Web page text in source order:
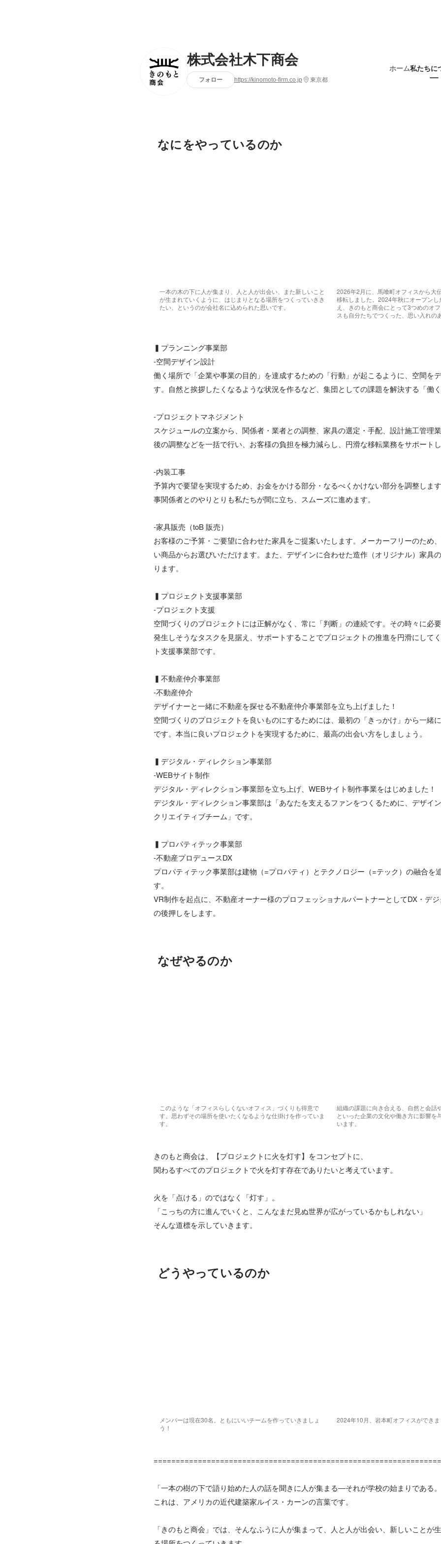
株式会社木下商会
フォロー https://kinomoto-firm.co.jp 東京都
ホーム私たちに
なにをやっているのか
一本の木の下に人が集まり、人と人が出会い、また新しいこと
が生まれていくように、はじまりとなる場所をつくっていきき
たい、というのが会社名に込められた思いです。
2026年2月に、馬喰町オフィスから大
移転しました。2024年秋にオープン
え、きのもと商会にとって3つめのオ
スも自分たちでつくった、思い入れの
▍プランニング事業部
-空間デザイン設計
働く場所で「企業や事業の目的」を達成するための「行動」が起こるように、空間を
す。自然と挨拶したくなるような状況を作るなど、集団としての課題を解決する「働く
-プロジェクトマネジメント
スケジュールの立案から、関係者・業者との調整、家具の選定・手配、設計施工管理
後の調整などを一括で行い、お客様の負担を極力減らし、円滑な移転業務をサポートし
-内装工事
予算内で要望を実現するため、お金をかける部分・なるべくかけない部分を調整しま
事関係者とのやりとりも私たちが間に立ち、スムーズに進めます。
-家具販売（toB 販売）
お客様のご予算・ご要望に合わせた家具をご提案いたします。メーカーフリーのため
い商品からお選びいただけます。また、デザインに合わせた造作（オリジナル）家具
ります。
▍プロジェクト支援事業部
-プロジェクト支援
空間づくりのプロジェクトには正解がなく、常に「判断」の連続です。その時々に必
発生しそうなタスクを見据え、サポートすることでプロジェクトの推進を円滑にして
ト支援事業部です。
▍不動産仲介事業部
-不動産仲介
デザイナーと一緒に不動産を探せる不動産仲介事業部を立ち上げました！
空間づくりのプロジェクトを良いものにするためには、最初の「きっかけ」から一緒
です。本当に良いプロジェクトを実現するために、最高の出会い方をしましょう。
▍デジタル・ディレクション事業部
-WEBサイト制作
デジタル・ディレクション事業部を立ち上げ、WEBサイト制作事業をはじめました！
デジタル・ディレクション事業部は「あなたを支えるファンをつくるために、デザイン
クリエイティブチーム」です。
▍プロパティテック事業部
-不動産プロデュースDX
プロパティテック事業部は建物（=プロパティ）とテクノロジー（=テック）の融合を
す。
VR制作を起点に、不動産オーナー様のプロフェッショナルパートナーとしてDX・デ
なぜやるのか
このような「オフィスらしくないオフィス」づくりも得意で
す。思わずその場所を使いたくなるような仕掛けを作っていま
す。
組織の課題に向き合える、自然と会話
といった企業の文化や働き方に影響を
います。
きのもと商会は、【プロジェクトに火を灯す】をコンセプトに、
関わるすべてのプロジェクトで火を灯す存在でありたいと考えています。
火を「点ける」のではなく「灯す」。
「こっちの方に進んでいくと、こんなまだ見ぬ世界が広がっているかもしれない」
そんな道標を示していきます。
どうやっているのか
メンバーは現在30名。ともにいいチームを作っていきましょ
う！
2024年10月、岩本町オフィスができま
「一本の樹の下で語り始めた人の話を聞きに人が集まる―それが学校の始まりである。
これは、アメリカの近代建築家ルイス・カーンの言葉です。
「きのもと商会」では、そんなふうに人が集まって、人と人が出会い、新しいことが